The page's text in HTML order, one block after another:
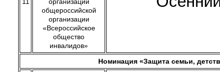
общероссийской
организации
«Всероссийское
общество
инвалидов»
Номинация «Защита семьи,